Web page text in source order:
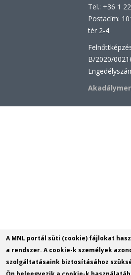
Tel.: +36 1
Postacím:
tér 2-4.
B/2020/
A MNL portál süti (cookie) fájlokat
a rendszer. A cookie-k személyek
szolgáltatásaink biztosításához